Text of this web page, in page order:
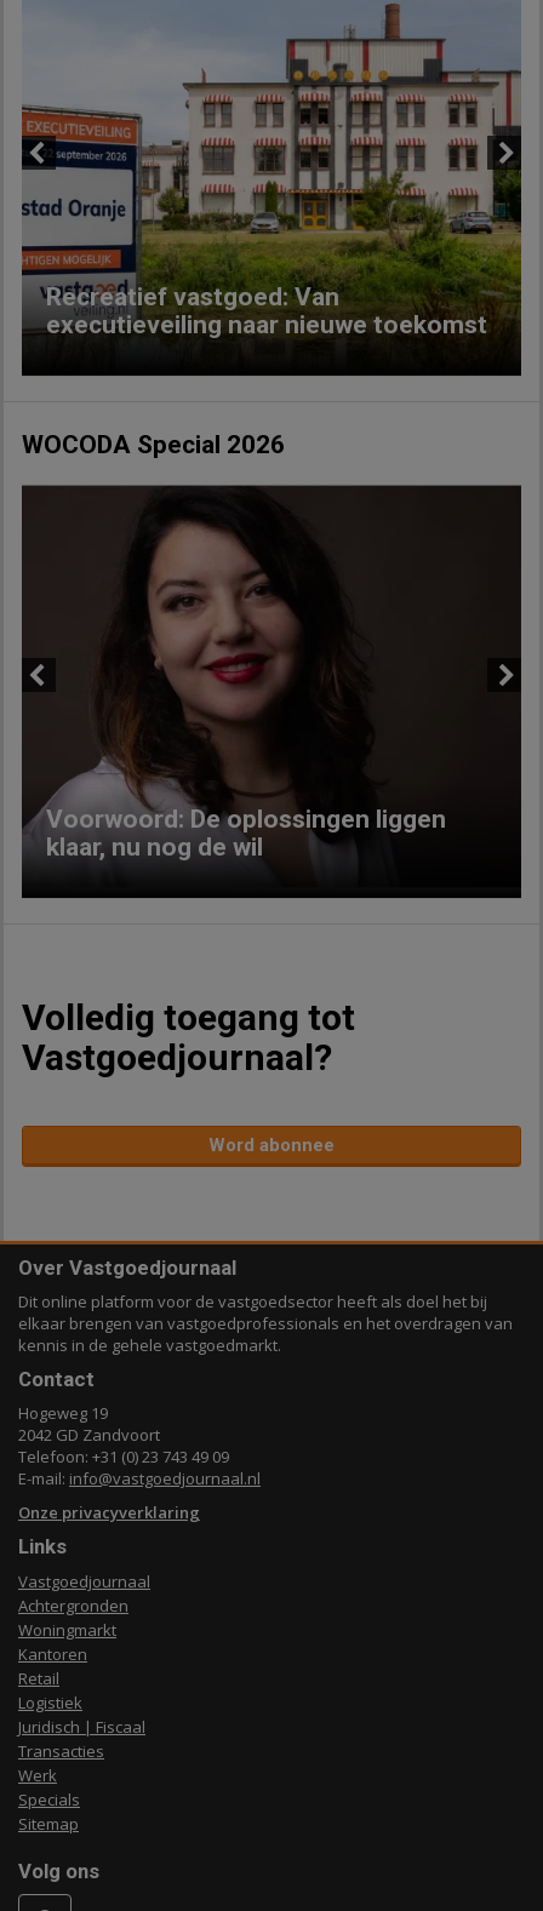
Recreatief vastgoed: Van
executieveiling naar nieuwe toekomst
Next
WOCODA Special 2026
Voorwoord: De oplossingen liggen
klaar, nu nog de wil
Volledig toegang tot
Vastgoedjournaal?
Word abonnee
Over Vastgoedjournaal
Dit online platform voor de vastgoedsector heeft als doel het bij
elkaar brengen van vastgoedprofessionals en het overdragen van
kennis in de gehele vastgoedmarkt.
Contact
Hogeweg 19
2042 GD Zandvoort
Telefoon: +31 (0) 23 743 49 09
E-mail: info@vastgoedjournaal.nl
Onze privacyverklaring
Links
Vastgoedjournaal
Achtergronden
Woningmarkt
Kantoren
Retail
Logistiek
Juridisch | Fiscaal
Transacties
Werk
Specials
Sitemap
Volg ons